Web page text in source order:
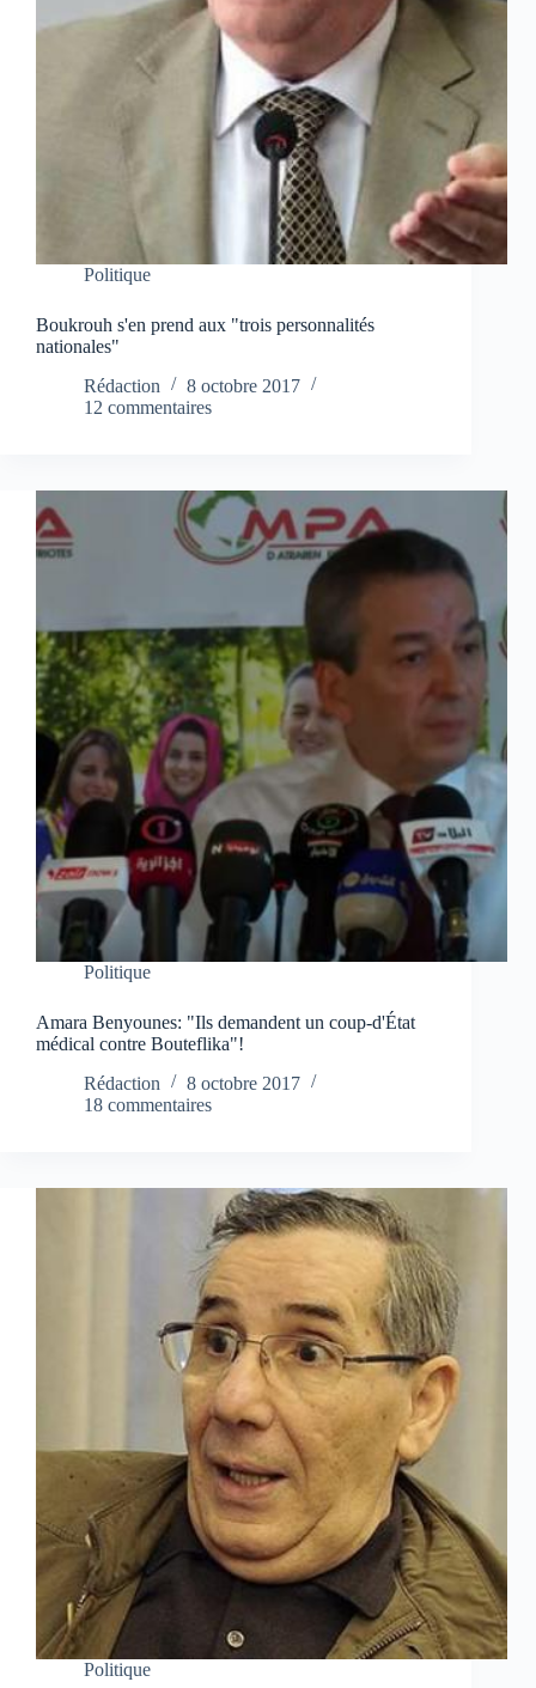
Politique
Boukrouh s'en prend aux "trois personnalités
nationales"
Rédaction
8 octobre 2017
12 commentaires
Politique
Amara Benyounes: "Ils demandent un coup-d'État
médical contre Bouteflika"!
Rédaction
8 octobre 2017
18 commentaires
Politique